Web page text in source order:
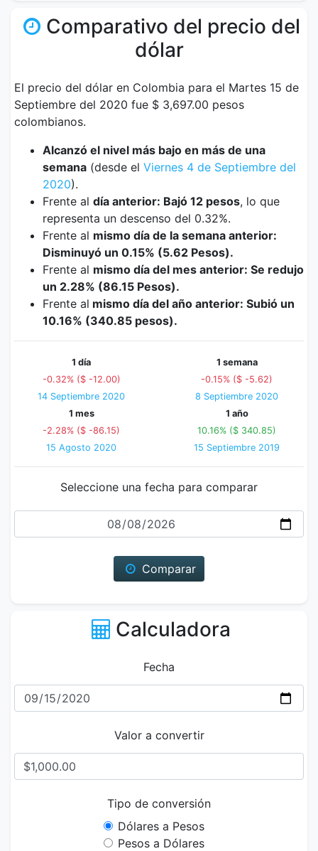
Comparativo del precio del
dólar
El precio del dólar en Colombia para el Martes 15 de
Septiembre del 2020 fue $ 3,697.00 pesos
colombianos.
Alcanzó el nivel más bajo en más de una
semana (desde el Viernes 4 de Septiembre del
2020).
Frente al día anterior: Bajó 12 pesos, lo que
representa un descenso del 0.32%.
Frente al mismo día de la semana anterior:
Disminuyó un 0.15% (5.62 Pesos).
Frente al mismo día del mes anterior: Se redujo
un 2.28% (86.15 Pesos).
Frente al mismo día del año anterior: Subió un
10.16% (340.85 pesos).
1 día
-0.32% ($ -12.00)
14 Septiembre 2020
1 semana
-0.15% ($ -5.62)
8 Septiembre 2020
1 mes
-2.28% ($ -86.15)
15 Agosto 2020
1 año
10.16% ($ 340.85)
15 Septiembre 2019
Seleccione una fecha para comparar
Fecha
Comparar
Calculadora
Fecha
Valor a convertir
Tipo de conversión
Dólares a Pesos
Pesos a Dólares